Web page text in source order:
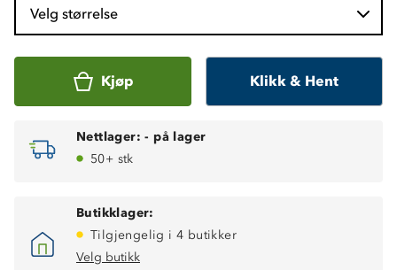
Velg størrelse
Kjøp Klikk & Hent
Nettlager: - på lager
50+ stk
Butikklager:
Tilgjengelig i 4 butikker
Velg butikk